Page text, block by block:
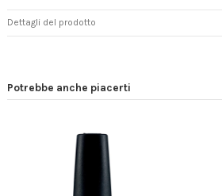
Dettagli del prodotto
Potrebbe anche piacerti